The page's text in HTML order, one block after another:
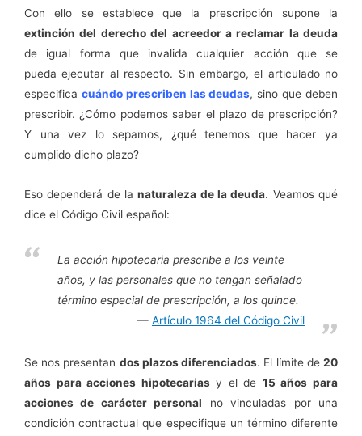
Con ello se establece que la prescripción supone la
extinción del derecho del acreedor a reclamar la deuda
de igual forma que invalida cualquier acción que se
pueda ejecutar al respecto. Sin embargo, el articulado no
especifica cuándo prescriben las deudas, sino que deben
prescribir. ¿Cómo podemos saber el plazo de prescripción?
Y una vez lo sepamos, ¿qué tenemos que hacer ya
cumplido dicho plazo?
Eso dependerá de lanaturaleza de la deuda. Veamos qué
dice el Código Civil español:
La acción hipotecaria prescribe a los veinte
años, y las personales que no tengan señalado
término especial de prescripción, a los quince.
Artículo 1964 del Código Civil
Se nos presentan dos plazos diferenciados. El límite de20
años para acciones hipotecariasy el de 15 años para
acciones de carácter personal no vinculadas por una
condición contractual que especifique un término diferente